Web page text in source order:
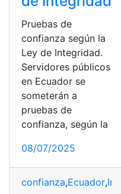
Pruebas de
confianza según la
Ley de Integridad.
Servidores públicos
en Ecuador se
someterán a
pruebas de
confianza, según la
08/07/2025
confianza,Ecuador,